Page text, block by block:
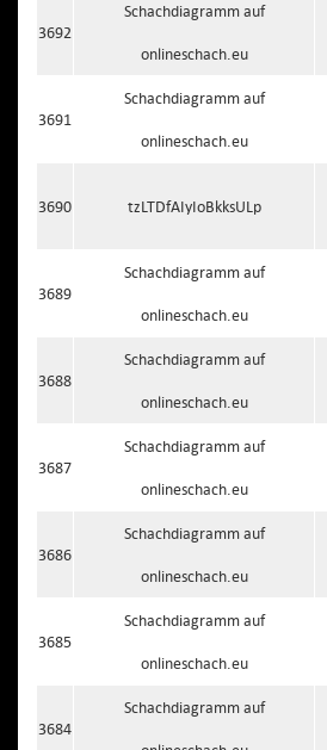
3692
Schachdiagramm auf
onlineschach.eu
3691
Schachdiagramm auf
onlineschach.eu
3690 tzLTDfAIyIoBkksULp
3689
Schachdiagramm auf
onlineschach.eu
3688
Schachdiagramm auf
onlineschach.eu
3687
Schachdiagramm auf
onlineschach.eu
3686
Schachdiagramm auf
onlineschach.eu
3685
Schachdiagramm auf
onlineschach.eu
3684
Schachdiagramm auf